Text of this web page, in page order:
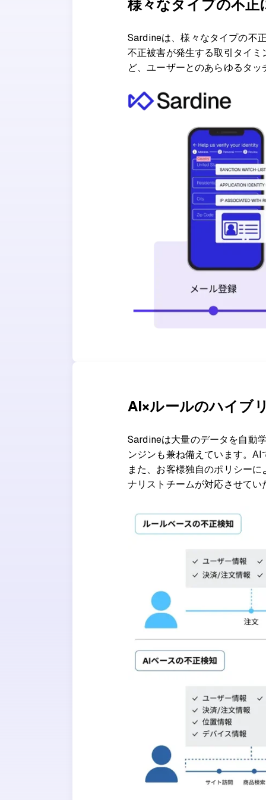
様々なタイプの不正
Sardineは、様々なタイプの不
不正被害が発生する取引タイ
ど、ユーザーとのあらゆるタ
AI×ルールのハイブ
Sardineは大量のデータを自動
ンジンも兼ね備えています。
また、お客様独自のポリシー
ナリストチームが対応させてい